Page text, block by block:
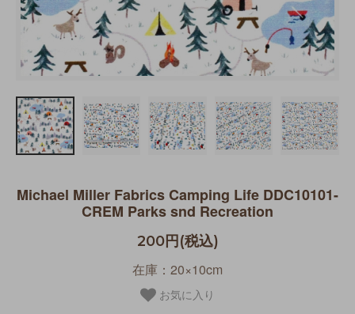
Michael Miller Fabrics Camping Life DDC10101-
CREM Parks snd Recreation
200円(税込)
在庫：20×10cm
お気に入り